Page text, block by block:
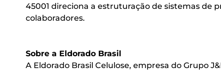
45001 direciona a estruturação de sistemas de
colaboradores.
Sobre a Eldorado Brasil
A Eldorado Brasil Celulose, empresa do Grupo